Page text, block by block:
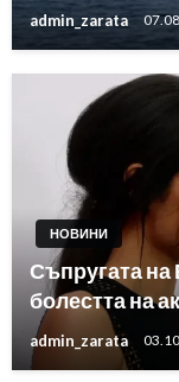
admin_zarata
НОВИНИ
Съпругата на
болестта на
admin_zarata